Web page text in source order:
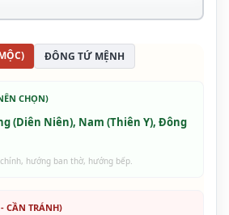
ĐÔNG TỨ MỆNH
CHỌN)
(Diên Niên), Nam (Thiên Y), Đông
hướng ban thờ, hướng bếp.
CẦN TRÁNH)